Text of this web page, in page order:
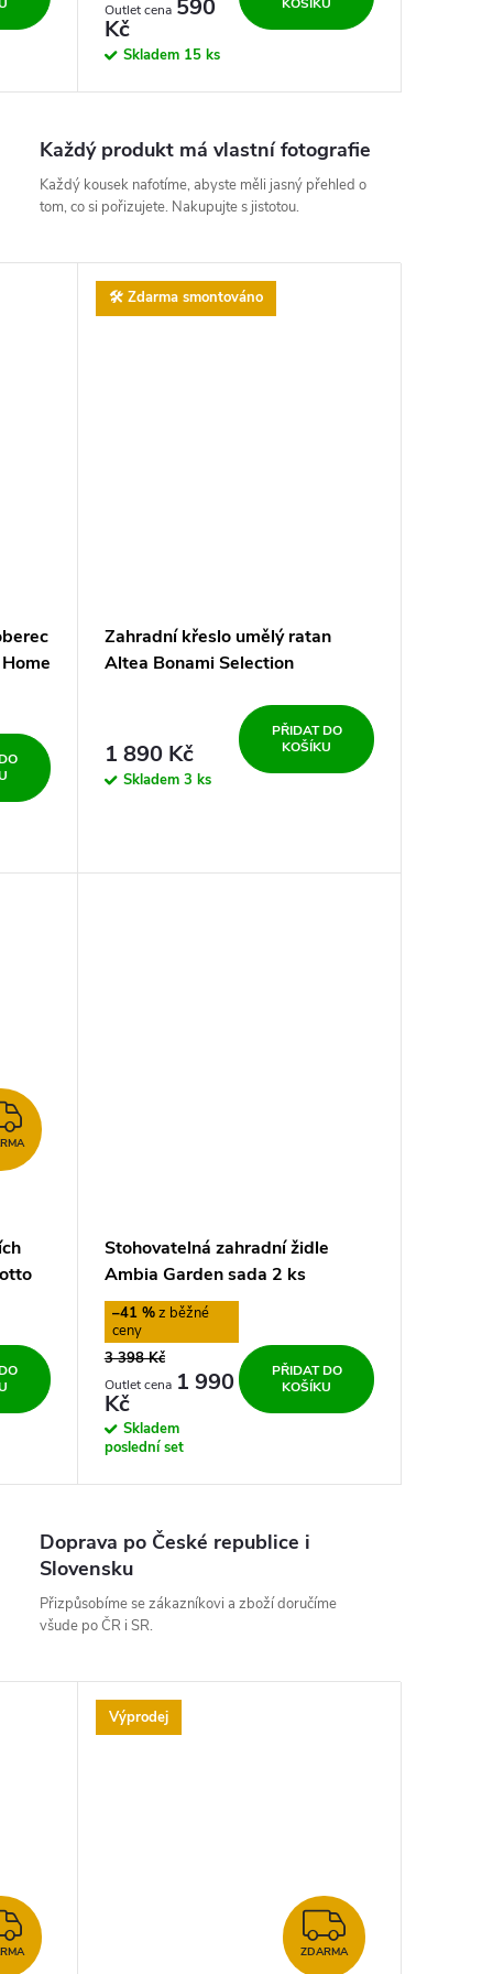
590
Kč
Skladem 15 ks
Každý produkt má vlastní fotografie
Každý kousek nafotíme, abyste měli jasný přehled o
tom, co si pořizujete. Nakupujte s jistotou.
🛠️ Zdarma smontováno
Zahradní křeslo umělý ratan
Altea Bonami Selection
1 890 Kč
Skladem 3 ks
PŘIDAT DO
KOŠÍKU
ZDARMA
Stohovatelná zahradní židle
Ambia Garden sada 2 ks
–41 %
3 398 Kč
1 990
Kč
Skladem
poslední set
PŘIDAT DO
KOŠÍKU
Doprava po České republice i
Slovensku
Přizpůsobíme se zákazníkovi a zboží doručíme
všude po ČR i SR.
ZDARMA
Výprodej
ZDARMA
ZDARMA